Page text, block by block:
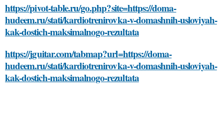
https://pivot-table.ru/go.php?site=https://doma-
hudeem.ru/stati/kardiotrenirovka-v-domashnih-usloviyah-
kak-dostich-maksimalnogo-rezultata
https://jguitar.com/tabmap?url=https://doma-
hudeem.ru/stati/kardiotrenirovka-v-domashnih-usloviyah-
kak-dostich-maksimalnogo-rezultata